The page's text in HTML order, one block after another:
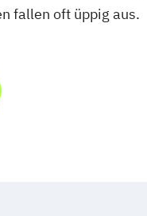
fallen oft üppig aus.